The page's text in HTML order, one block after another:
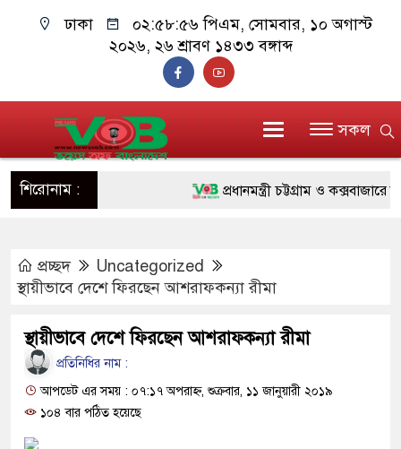
ঢাকা ০২:৫৮:৫৭ পিএম, সোমবার, ১০ অগাস্ট
২০২৬, ২৬ শ্রাবণ ১৪৩৩ বঙ্গাব্দ
সকল
শিরোনাম : প্রধানমন্ত্রী চট্টগ্রাম ও কক্সবাজারে
রিকশা
দাঁড়াবে : ডা. জুবাইদা রহমান
ফ্যাসিবাদবিরোধী আন্দোলনে
প্রচ্ছদ
Uncategorized
স্থায়ীভাবে দেশে ফিরছেন আশরাফকন্যা রীমা
স্থায়ীভাবে দেশে ফিরছেন আশরাফকন্যা রীমা
প্রতিনিধির নাম :
আপডেট এর সময় : ০৭:১৭ অপরাহ্ন, শুক্রবার, ১১ জানুয়ারী ২০১৯
১০৪ বার পঠিত হয়েছে